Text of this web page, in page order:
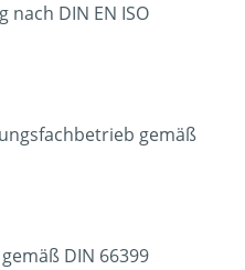
DIN EN ISO
gemäß
DIN 66399